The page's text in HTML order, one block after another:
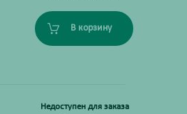
В корзину
Недоступен для заказа